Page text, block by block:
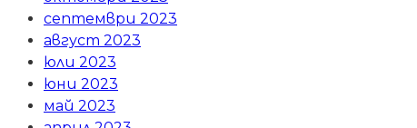
септември 2023
август 2023
юли 2023
юни 2023
май 2023